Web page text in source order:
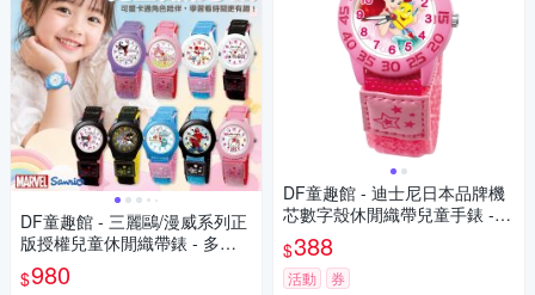
DF童趣館 - 三麗鷗/漫威系列正
版授權兒童休閒織帶錶 - 多款
可選
$980
DF童趣館 - 迪士尼日本品牌機
芯數字殼休閒織帶兒童手錶 -
多款可選
$388
活動 券